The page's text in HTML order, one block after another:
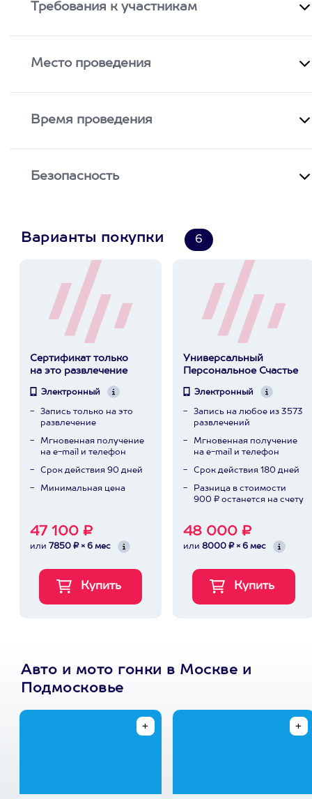
Требования к участникам
Место проведения
Время проведения
Безопасность
Варианты покупки 6
Сертификат только
на это развлечение
Электронный
Запись только на это
развлечение
Мгновенная получение
на e-mail и телефон
Срок действия 90 дней
Минимальная цена
47 100 ₽
или 7850 ₽ × 6 мес
Универсальный
Персональное Счастье
Электронный
Запись на любое из 3573
развлечений
Мгновенная получение
на e-mail и телефон
Срок действия 180 дней
Разница в стоимости
900 ₽ останется на счету
48 000 ₽
или 8000 ₽ × 6 мес
Авто и мото гонки в Москве и
Подмосковье